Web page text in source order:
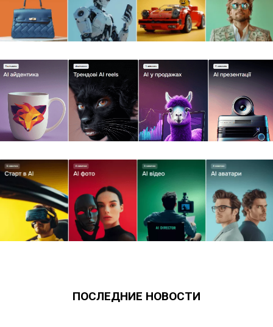
ПОСЛЕДНИЕ НОВОСТИ